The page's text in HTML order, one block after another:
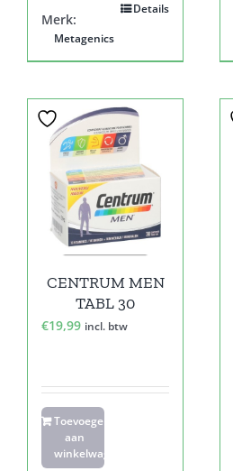
Details
Merk:
Metagenics
CENTRUM MEN
TABL 30
€19,99 incl. btw
Toevoegen
aan
winkelwagen